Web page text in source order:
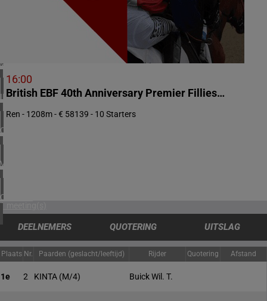
VERENIGD KONINKRIJK
4 meeting(s)
IERLAND
2 meeting(s)
CHILI
1 meeting(s)
VERENIGDE STATEN
3 meeting(s)
CANADA
1 meeting(s)
16:00
British EBF 40th Anniversary Premier Fillies' Handicap
Ren - 1208m - € 58139 - 10 Starters
DEELNEMERS QUOTERING UITSLAG
Plaats Nr. Paarden (geslacht/leeftijd) Rijder Quotering Afstand
1e 2 KINTA (M/4) Buick Wil. T.